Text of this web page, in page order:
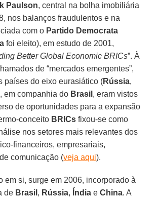
Paulson, central na bolha imobiliária
nos balanços fraudulentos e na
com o Partido Democrata
foi eleito), em estudo de 2001,
Better Global Economic BRICs”. À
de “mercados emergentes”,
países do eixo eurasiático (Rússia,
em companhia do Brasil , eram vistos
de oportunidades para a expansão
conceito BRICs fixou-se como
nos setores mais relevantes dos
financeiros, empresariais,
comunicação (veja aqui).
em si, surge em 2006, incorporado à
de Brasil , Rússia, Índia eChina. A